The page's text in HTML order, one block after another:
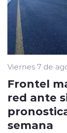
Viernes 7 de
Frontel
red ante
semana